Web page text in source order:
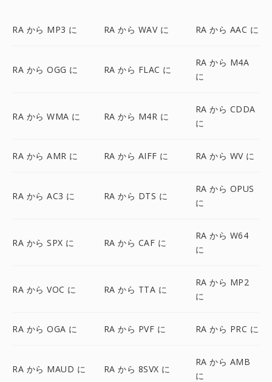
RA から MP3 に RA から WAV に RA から AAC に
RA から OGG に RA から FLAC に
RA から M4A
に
RA から WMA に RA から M4R に
RA から CDDA
に
RA から AMR に RA から AIFF に RA から WV に
RA から AC3 に RA から DTS に
RA から OPUS
に
RA から SPX に RA から CAF に
RA から W64
に
RA から VOC に RA から TTA に
RA から MP2
に
RA から OGA に RA から PVF に RA から PRC に
RA から MAUD に RA から 8SVX に
RA から AMB
に